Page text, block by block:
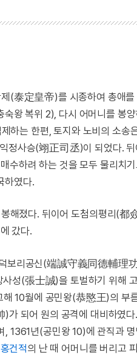
(泰定皇帝)를 시종하여 총애를
왕 복위 2), 다시 어머니를 봉
하는 한편, 토지와 노비의 소송
정사승(翊正司丞)이 되었다.
수하려 하는 것을 모두 물리치
하였다.
해졌다. 뒤이어 도첨의평리(都
갔다.
보리공신(端誠守義同德輔理
성(張士誠)을 토벌하기 위해
10월에 공민왕(恭愍王)의 부
되어 원의 공격에 대비하였다
, 1361년(공민왕 10)에 관직과
홍건적의 난 때 어머니를 버리고